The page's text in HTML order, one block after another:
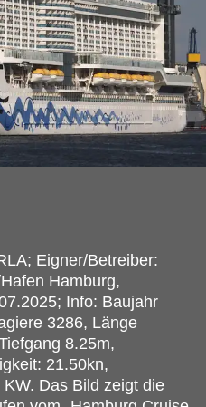
Eigner/Betreiber:
Hamburg,
Info: Baujahr
3286, Länge
8.25m,
21.50kn,
Das Bild zeigt die